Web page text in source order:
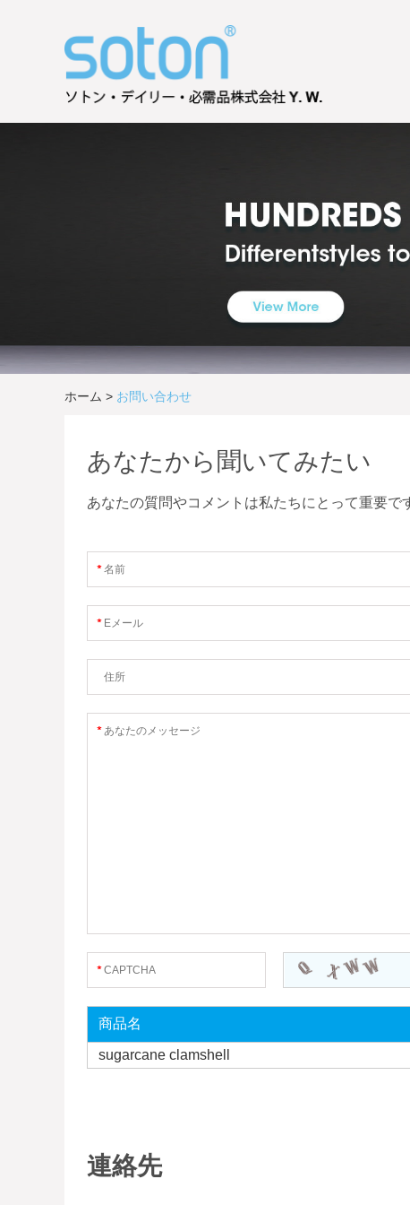
ホーム > お問い合わせ
あなたから聞いてみたい
あなたの質問やコメントは私たちにとって重要で
商品名
sugarcane clamshell
連絡先